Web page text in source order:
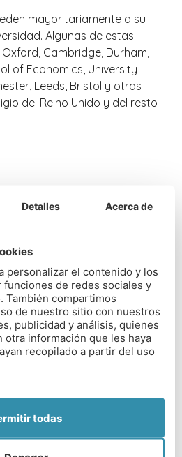
mayoritariamente a su
Algunas de estas
Cambridge, Durham,
of Economics, University
Leeds, Bristol y otras
del Reino Unido y del resto
Brook St, Oswestry,
Detalles Acerca de
personalizar el contenido y los
de redes sociales y
También compartimos
de nuestro sitio con nuestros
publicidad y análisis, quienes
otra información que les haya
recopilado a partir del uso
todas